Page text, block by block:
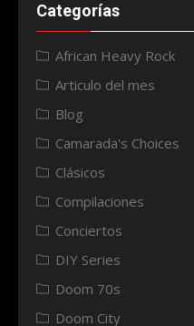
Categorías
African Heavy Rock
Articulo del mes
Blog
Camarada's Choices
Clásicos
Compilaciones
Conciertos
DIY Series
Doom 70s
Doom City